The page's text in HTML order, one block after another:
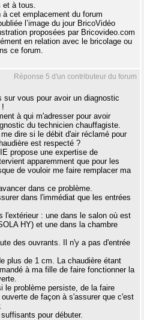
et à tous.
à cet emplacement du forum
l’image du jour BricoVidéo
proposées par Bricovideo.com
en relation avec le bricolage ou
ce forum.
Réponse 5 d'un contributeur du forum
sur vous pour avoir un diagnostic
!
à qui m'adresser pour avoir
du technicien chauffagiste.
dire si le débit d'air réclamé pour
est respecté ?
propose une expertise de
apparemment que pour les
de vouloir me faire remplacer ma
dans ce problème.
dans l'immédiat que les entrées
l'extérieur : une dans le salon où est
HY) et une dans la chambre
des ouvrants. Il n'y a pas d'entrée
plus de 1 cm. La chaudière étant
à ma fille de faire fonctionner la
le problème persiste, de la faire
de façon à s'assurer que c'est
pour débuter.